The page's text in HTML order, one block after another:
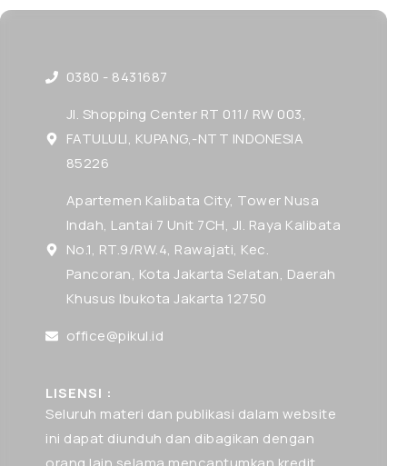
0380 - 8431687
Jl. Shopping Center RT 011/ RW 003,
FATULULI, KUPANG,-NTT INDONESIA
85226
Apartemen Kalibata City, Tower Nusa
Indah, Lantai 7 Unit 7CH, Jl. Raya Kalibata
No.1, RT.9/RW.4, Rawajati, Kec.
Pancoran, Kota Jakarta Selatan, Daerah
Khusus Ibukota Jakarta 12750
office@pikul.id
LISENSI :
Seluruh materi dan publikasi dalam website
ini dapat diunduh dan dibagikan dengan